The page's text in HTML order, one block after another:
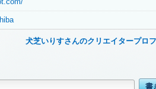
犬芝いりすさんのクリエイタープロ